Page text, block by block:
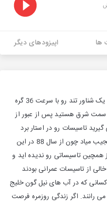
ها اپیزودهای دیگر
چشمانتان را ببندید و تصور کنید که در یک شناور تند رو با سرعت 36 گره
سمت شرق هستید پس از عبور از
می گیرید تاسیسات رو در استار برد
سایت می بینید که به نظر شما خیلی عجیب میاد چون از سال 88 در این
همچین تاسیساتی رو ندیده اید و
از تاسیسات عمرانی بودند
که در آب های نیل گون خلیج
رانند. اگر زندگی روزمره فرصت